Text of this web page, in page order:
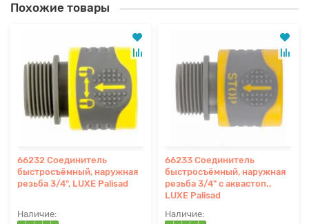
Похожие товары
66232 Соединитель
быстросъёмный, наружная
резьба 3/4", LUXE Palisad
66233 Соединитель
быстросъёмный, наружная
резьба 3/4" с аквастоп.,
LUXE Palisad